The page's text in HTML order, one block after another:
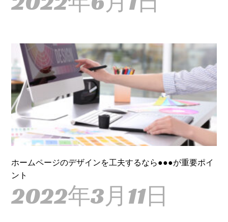
ホームページのデザインを工夫するなら●●●が重要ポイ
ント
2022年3月11日